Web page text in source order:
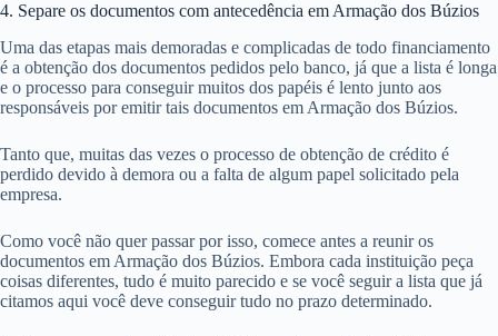
4. Separe os documentos com antecedência em Armação dos Búzios
Uma das etapas mais demoradas e complicadas de todo financiamento
é a obtenção dos documentos pedidos pelo banco, já que a lista é longa
e o processo para conseguir muitos dos papéis é lento junto aos
responsáveis por emitir tais documentos em Armação dos Búzios.
Tanto que, muitas das vezes o processo de obtenção de crédito é
perdido devido à demora ou a falta de algum papel solicitado pela
empresa.
Como você não quer passar por isso, comece antes a reunir os
documentos em Armação dos Búzios. Embora cada instituição peça
coisas diferentes, tudo é muito parecido e se você seguir a lista que já
citamos aqui você deve conseguir tudo no prazo determinado.